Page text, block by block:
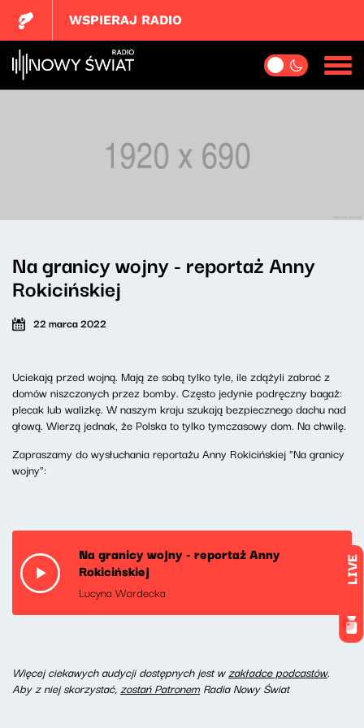
WSPIERAJ RADIO
LIVE
Na granicy wojny - reportaż Anny
Rokicińskiej
22 marca 2022
Uciekają przed wojną. Mają ze sobą tylko tyle, ile zdążyli zabrać z
domów niszczonych przez bomby. Często jedynie podręczny bagaż:
plecak lub walizkę. W naszym kraju szukają bezpiecznego dachu nad
głową. Wierzą jednak, że Polska to tylko tymczasowy dom. Na chwilę.
Zapraszamy do wysłuchania reportażu Anny Rokicińskiej "Na granicy
wojny":
Na granicy wojny - reportaż Anny
Rokicińskiej
Lucyna Wardecka
Więcej ciekawych audycji dostępnych jest wzakładce podcastów.
Aby z niej skorzystać,zostań Patronem Radia Nowy Świat